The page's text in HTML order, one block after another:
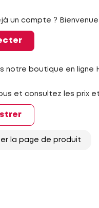
un compte ?
notre boutique en ligne
et consultez les prix
la page de produit